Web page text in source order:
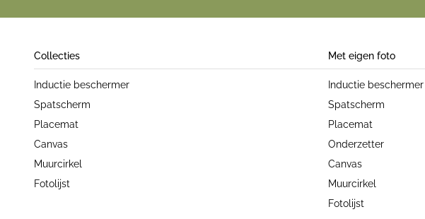
Collecties
Inductie beschermer
Spatscherm
Placemat
Canvas
Muurcirkel
Fotolijst
Met eigen foto
Inductie beschermer
Spatscherm
Placemat
Onderzetter
Canvas
Muurcirkel
Fotolijst